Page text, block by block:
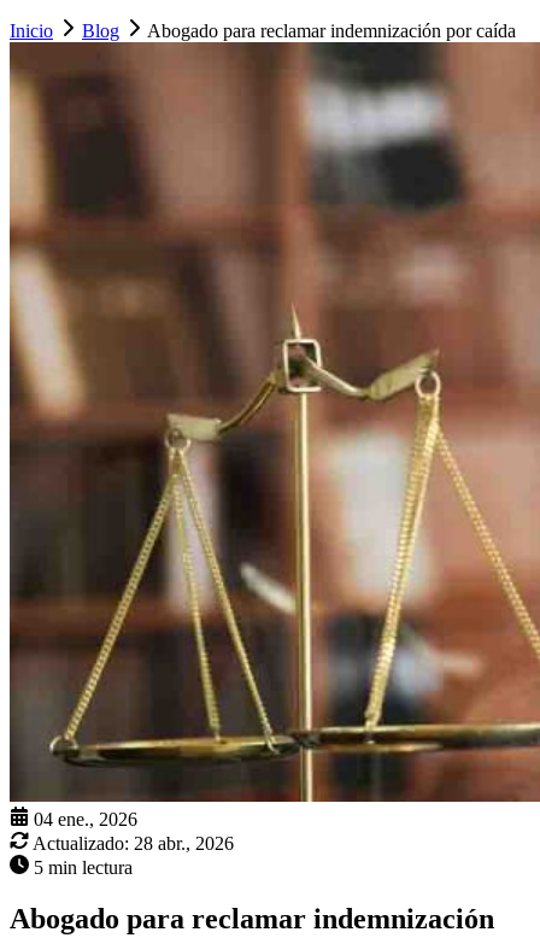
Inicio Blog Abogado para reclamar indemnización por caída
04 ene., 2026
Actualizado: 28 abr., 2026
5 min lectura
Abogado para reclamar indemnización